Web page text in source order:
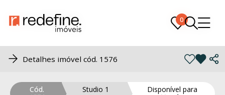
0
0
Detalhes imóvel cód. 1576
Cód.
Studio 1
Disponível para